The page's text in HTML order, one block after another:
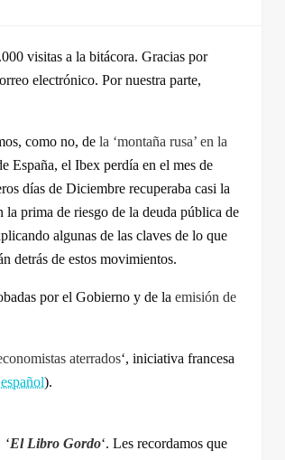
visitas a la bitácora. Gracias por
electrónico. Por nuestra parte,
como no, de la ‘montaña rusa’ en la
España, el Ibex perdía en el mes de
días de Diciembre recuperaba casi la
prima de riesgo de la deuda pública de
algunas de las claves de lo que
detrás de estos movimientos.
por el Gobierno y de la emisión de
aterrados‘, iniciativa francesa
).
El Libro Gordo‘. Les recordamos que